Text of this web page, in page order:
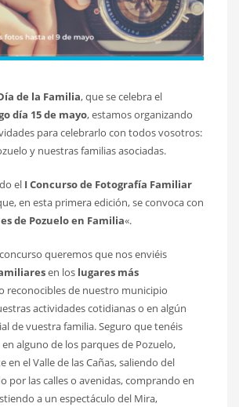
de la Familia, que se celebra el
día 15 de mayo, estamos organizando
para celebrarlo con todos vosotros:
y nuestras familias asociadas.
el I Concurso de Fotografía Familiar
en esta primera edición, se convoca con
de Pozuelo en Familia«.
queremos que nos enviéis
en los lugares más
reconocibles de nuestro municipio
actividades cotidianas o en algún
de vuestra familia. Seguro que tenéis
alguno de los parques de Pozuelo,
en el Valle de las Cañas, saliendo del
por las calles o avenidas, comprando en
a un espectáculo del Mira,